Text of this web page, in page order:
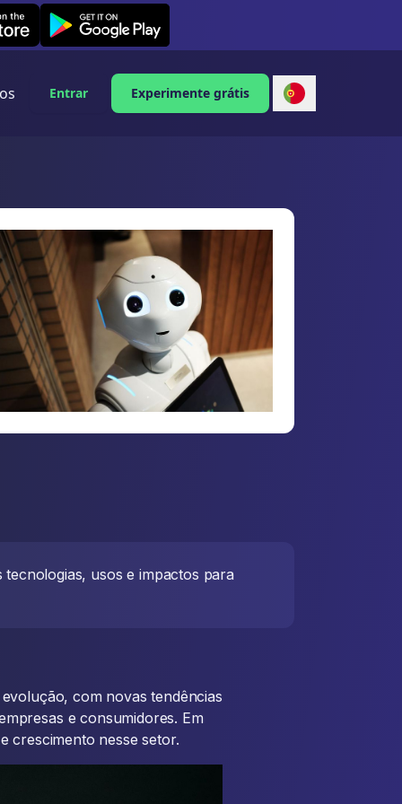
Leexi on Android
Entrar Experimente grátis
usos e impactos para
com novas tendências
e consumidores. Em
crescimento nesse setor.